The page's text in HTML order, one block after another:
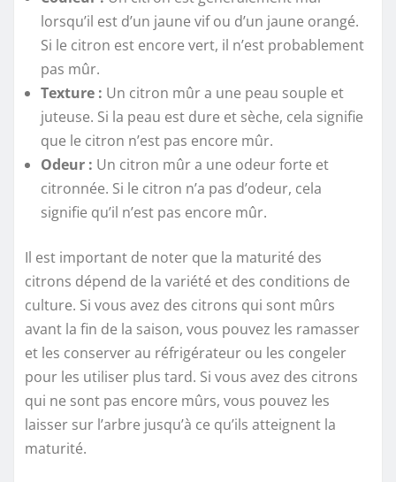
lorsqu’il est d’un jaune vif ou d’un jaune orangé.
Si le citron est encore vert, il n’est probablement
pas mûr.
Texture : Un citron mûr a une peau souple et
juteuse. Si la peau est dure et sèche, cela signifie
que le citron n’est pas encore mûr.
Odeur : Un citron mûr a une odeur forte et
citronnée. Si le citron n’a pas d’odeur, cela
signifie qu’il n’est pas encore mûr.
Il est important de noter que la maturité des
citrons dépend de la variété et des conditions de
culture. Si vous avez des citrons qui sont mûrs
avant la fin de la saison, vous pouvez les ramasser
et les conserver au réfrigérateur ou les congeler
pour les utiliser plus tard. Si vous avez des citrons
qui ne sont pas encore mûrs, vous pouvez les
laisser sur l’arbre jusqu’à ce qu’ils atteignent la
maturité.